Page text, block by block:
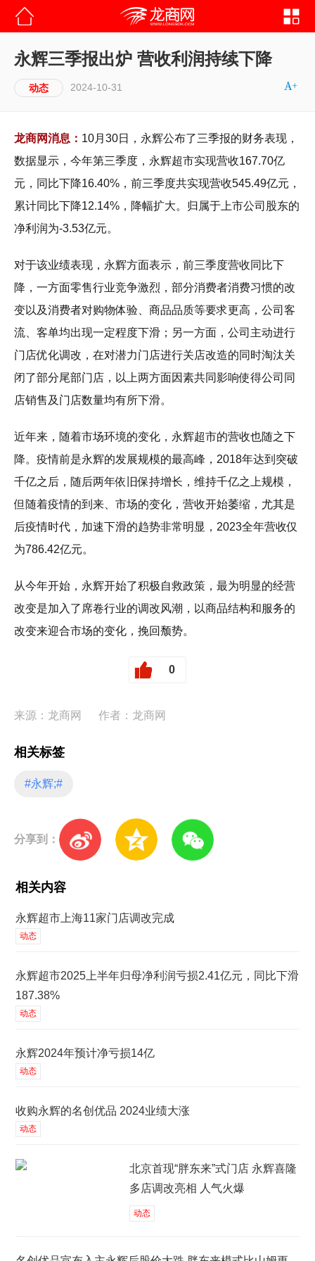
永辉三季报出炉 营收利润持续下降
动态 2024-10-31
龙商网消息： 10月30日，永辉公布了三季报的财务表现，
数据显示，今年第三季度，永辉超市实现营收167.70亿
元，同比下降16.40%，前三季度共实现营收545.49亿元，
累计同比下降12.14%，降幅扩大。归属于上市公司股东的
净利润为-3.53亿元。
对于该业绩表现，永辉方面表示，前三季度营收同比下
降，一方面零售行业竞争激烈，部分消费者消费习惯的改
变以及消费者对购物体验、商品品质等要求更高，公司客
流、客单均出现一定程度下滑；另一方面，公司主动进行
门店优化调改，在对潜力门店进行关店改造的同时淘汰关
闭了部分尾部门店，以上两方面因素共同影响使得公司同
店销售及门店数量均有所下滑。
近年来，随着市场环境的变化，永辉超市的营收也随之下
降。疫情前是永辉的发展规模的最高峰，2018年达到突破
千亿之后，随后两年依旧保持增长，维持千亿之上规模，
但随着疫情的到来、市场的变化，营收开始萎缩，尤其是
后疫情时代，加速下滑的趋势非常明显，2023全年营收仅
为786.42亿元。
从今年开始，永辉开始了积极自救政策，最为明显的经营
改变是加入了席卷行业的调改风潮，以商品结构和服务的
改变来迎合市场的变化，挽回颓势。
0
来源：龙商网 作者：龙商网
相关标签
#永辉;#
分享到：
相关内容
永辉超市上海11家门店调改完成
动态
永辉超市2025上半年归母净利润亏损2.41亿元，同比下滑
187.38%
动态
永辉2024年预计净亏损14亿
动态
收购永辉的名创优品 2024业绩大涨
动态
北京首现“胖东来”式门店 永辉喜隆
多店调改亮相 人气火爆
动态